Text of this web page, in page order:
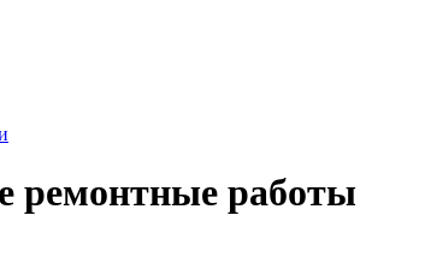
ремонтные работы